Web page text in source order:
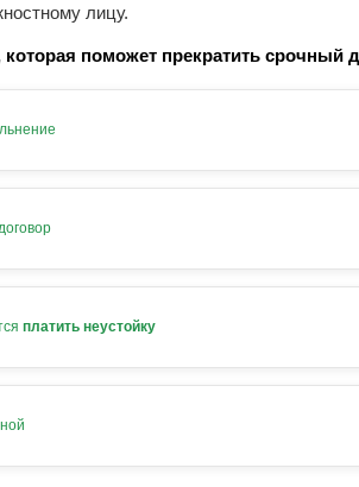
лицу.
поможет прекратить срочный
платить неустойку